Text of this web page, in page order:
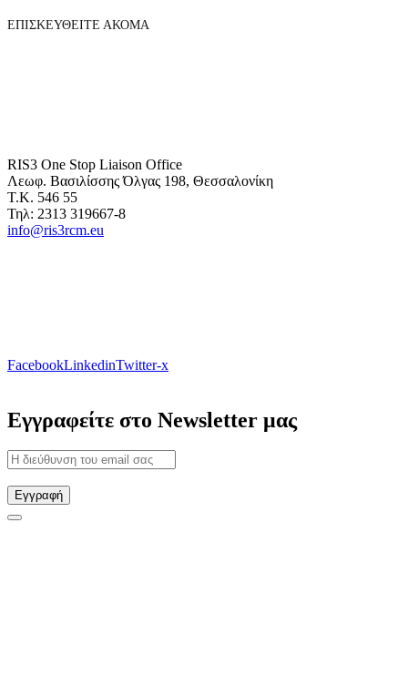
ΕΠΙΣΚΕΥΘΕΙΤΕ ΑΚΟΜΑ
RIS3 One Stop Liaison Office
Λεωφ. Βασιλίσσης Όλγας 198, Θεσσαλονίκη
Τ.Κ. 546 55
Τηλ: 2313 319667-8
info@ris3rcm.eu
FacebookLinkedinTwitter-x
Εγγραφείτε στο Newsletter μας
Εγγραφή